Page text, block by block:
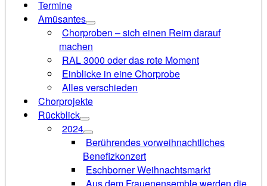
Termine
Amüsantes
Chorproben – sich einen Reim darauf
machen
RAL 3000 oder das rote Moment
Einblicke in eine Chorprobe
Alles verschieden
Chorprojekte
Rückblick
2024
Berührendes vorweihnachtliches
Benefizkonzert
Eschborner Weihnachtsmarkt
Aus dem Frauenensemble werden die